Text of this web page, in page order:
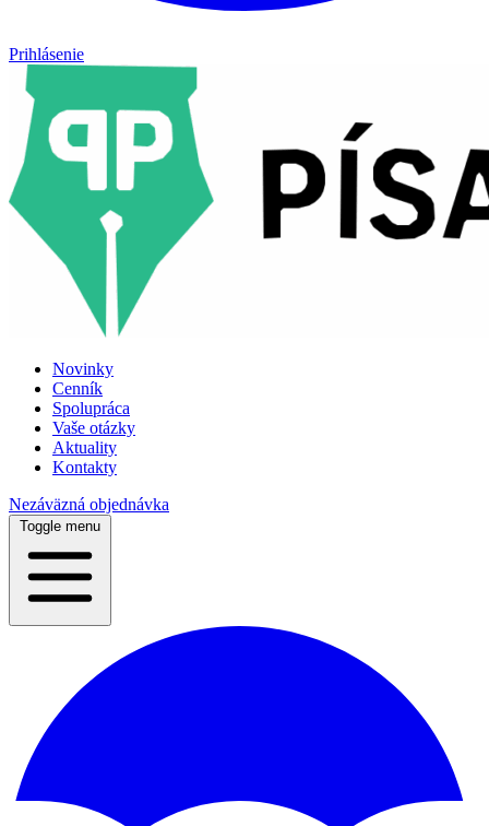
Prihlásenie
Novinky
Cenník
Spolupráca
Vaše otázky
Aktuality
Kontakty
Nezáväzná objednávka
Toggle menu